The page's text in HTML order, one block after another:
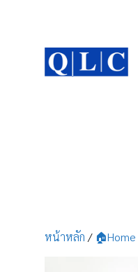
หน้าหลัก / 🏠Home